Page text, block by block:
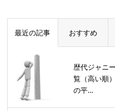
最近の記事 おすすめ
歴代ジャニ
覧（高い順
の平…